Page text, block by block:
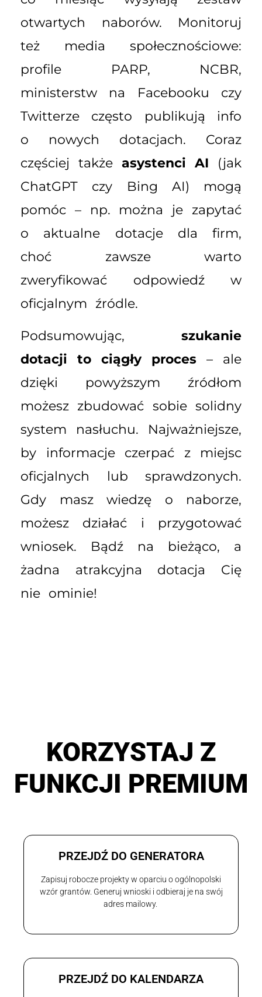
otwartych naborów. Monitoruj
też media społecznościowe:
profile PARP, NCBR,
ministerstw na Facebooku czy
Twitterze często publikują info
o nowych dotacjach. Coraz
częściej także asystenci AI (jak
ChatGPT czy Bing AI) mogą
pomóc – np. można je zapytać
o aktualne dotacje dla firm,
choć zawsze warto
zweryfikować odpowiedź w
oficjalnym źródle.
Podsumowując, szukanie
dotacji to ciągły proces – ale
dzięki powyższym źródłom
możesz zbudować sobie solidny
system nasłuchu. Najważniejsze,
by informacje czerpać z miejsc
oficjalnych lub sprawdzonych.
Gdy masz wiedzę o naborze,
możesz działać i przygotować
wniosek. Bądź na bieżąco, a
żadna atrakcyjna dotacja Cię
nie ominie!
KORZYSTAJ Z
FUNKCJI PREMIUM
PRZEJDŹ DO GENERATORA
Zapisuj robocze projekty w oparciu o ogólnopolski
wzór grantów. Generuj wnioski i odbieraj je na swój
adres mailowy.
PRZEJDŹ DO KALENDARZA